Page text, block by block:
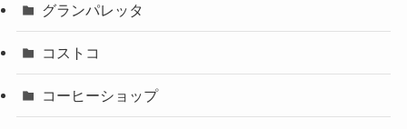
グランパレッタ
コストコ
コーヒーショップ